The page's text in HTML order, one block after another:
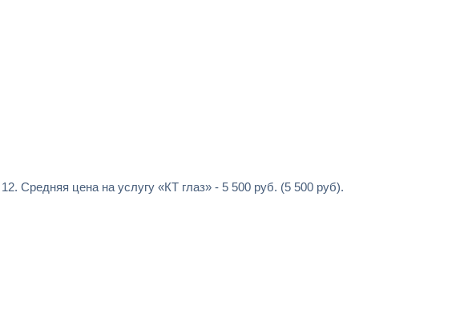
Средняя цена на услугу «КТ глаз» - 5 500 руб. (5 500 руб).